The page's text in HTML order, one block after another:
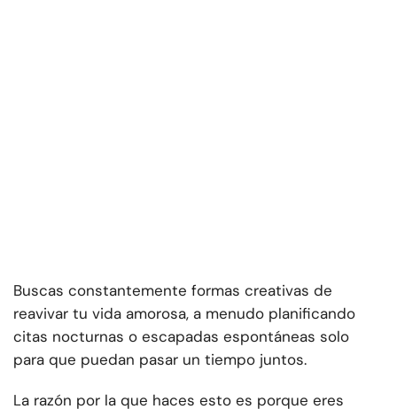
Buscas constantemente formas creativas de
reavivar tu vida amorosa, a menudo planificando
citas nocturnas o escapadas espontáneas solo
para que puedan pasar un tiempo juntos.
La razón por la que haces esto es porque eres